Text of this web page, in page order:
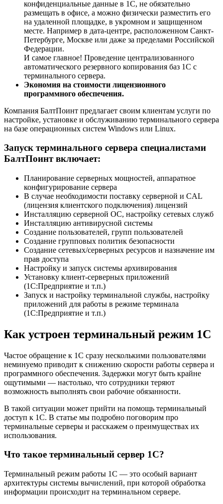
конфиденциальные данные в 1С, не обязательно
размещать в офисе, а можно физически разместить его
на удаленной площадке, в укромном и защищенном
месте. Например в дата-центре, расположенном Санкт-
Петербурге, Москве или даже за пределами Российской
Федерации.
И самое главное! Проведение централизованного
автоматического резервного копирования баз 1С с
терминального сервера.
Экономия на стоимости лицензионного
программного обеспечения.
Компания БалтПоинт предлагает своим клиентам услуги по
настройке, установке и обслуживанию терминального сервера
на базе операционных систем Windows или Linux.
Запуск терминального сервера специалистами
БалтПоинт включает:
Планирование серверных мощностей, аппаратное
конфигурирование сервера
В случае необходимости поставку серверной и CAL
(лицензия клиентского подключения) лицензий
Инсталляцию серверной ОС, настройку сетевых служб
Инсталляцию антивирусной системы
Создание пользователей, групп пользователей
Создание групповых политик безопасности
Создание сетевых/серверных ресурсов и назначение им
прав доступа
Настройку и запуск системы архивирования
Установку клиент-серверных приложений
(1С:Предприятие и т.п.)
Запуск и настройку терминальной службы, настройку
приложений для работы в режиме терминала
(1С:Предприятие и т.п.)
Как устроен терминальный режим 1С
Частое обращение к 1С сразу несколькими пользователями
неминуемо приводит к снижению скорости работы сервера и
программного обеспечения. Задержки могут быть крайне
ощутимыми — настолько, что сотрудники теряют
возможность выполнять свои рабочие обязанности.
В такой ситуации может прийти на помощь терминальный
доступ к 1С. В статье мы подробно поговорим про
терминальные серверы и расскажем о преимуществах их
использования.
Что такое терминальный сервер 1С?
Терминальный режим работы 1С — это особый вариант
архитектуры системы вычислений, при которой обработка
информации происходит на терминальном сервере.